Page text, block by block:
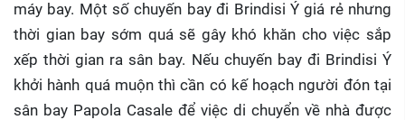
máy bay. Một số chuyến bay đi Brindisi Ý giá rẻ nhưng
thời gian bay sớm quá sẽ gây khó khăn cho việc sắp
xếp thời gian ra sân bay. Nếu chuyến bay đi Brindisi Ý
khởi hành quá muộn thì cần có kế hoạch người đón tại
sân bay Papola Casale để việc di chuyển về nhà được